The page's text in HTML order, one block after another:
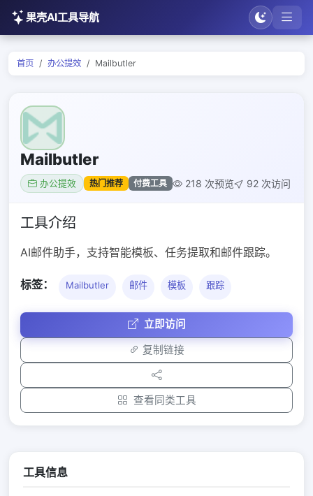
果壳AI工具导航
首页 办公提效 Mailbutler
Mailbutler
办公提效 热门推荐 付费工具 218 次预览 92 次访问
工具介绍
AI邮件助手，支持智能模板、任务提取和邮件跟踪。
标签： Mailbutler 邮件 模板 跟踪
立即访问
复制链接
查看同类工具
工具信息